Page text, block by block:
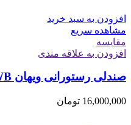
افزودن به سبد خرید
مشاهده سریع
مقایسه
افزودن به علاقه مندی
صندلی رستورانی ویهان R83-WB
16,000,000 تومان